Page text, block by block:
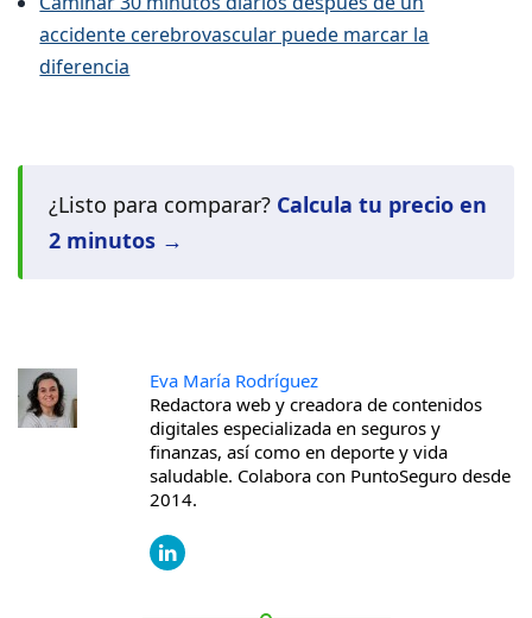
accidente cerebrovascular puede marcar la
diferencia
¿Listo para comparar? Calcula tu precio en
2 minutos →
Eva María Rodríguez
Redactora web y creadora de contenidos
digitales especializada en seguros y
finanzas, así como en deporte y vida
saludable. Colabora con PuntoSeguro desde
2014.